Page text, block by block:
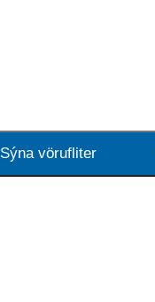
Sýna vörufliter